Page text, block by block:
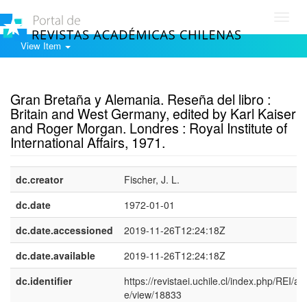
View Item
Gran Bretaña y Alemania. Reseña del libro :
Britain and West Germany, edited by Karl Kaiser
and Roger Morgan. Londres : Royal Institute of
International Affairs, 1971.
dc.creator
Fischer, J. L.
dc.date
1972-01-01
dc.date.accessioned
2019-11-26T12:24:18Z
dc.date.available
2019-11-26T12:24:18Z
dc.identifier
https://revistaei.uchile.cl/index.php/REI/
e/view/18833